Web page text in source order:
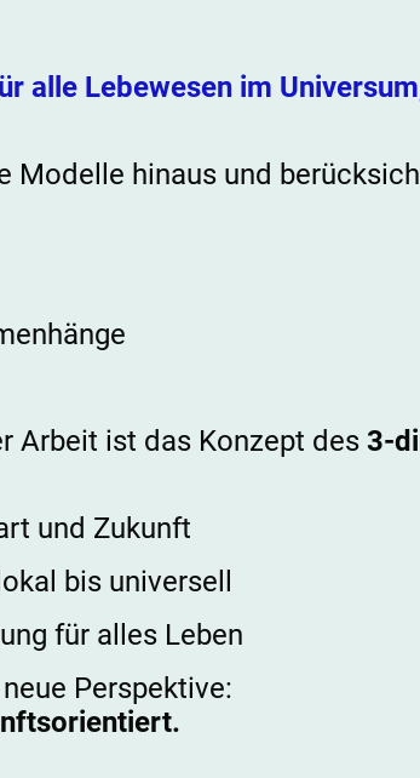
alle Lebewesen im
Modelle hinaus und
Arbeit ist das Konzept des 3-
und Zukunft
bis universell
für alles Leben
Perspektive: